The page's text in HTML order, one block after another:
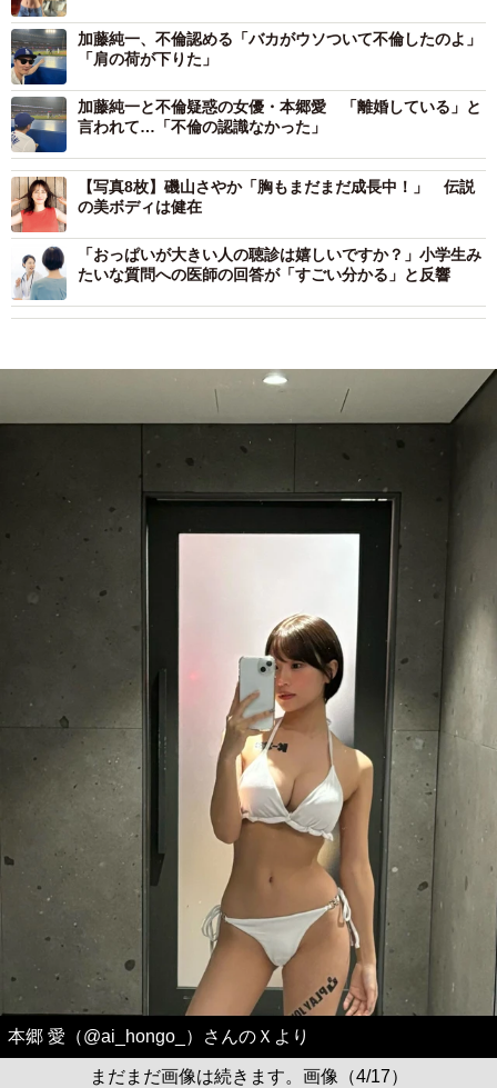
加藤純一、不倫認める「バカがウソついて不倫したのよ」
「肩の荷が下りた」
加藤純一と不倫疑惑の女優・本郷愛 「離婚している」と
言われて…「不倫の認識なかった」
【写真8枚】磯山さやか「胸もまだまだ成長中！」 伝説
の美ボディは健在
「おっぱいが大きい人の聴診は嬉しいですか？」小学生み
たいな質問への医師の回答が「すごい分かる」と反響
本郷 愛（@ai_hongo_）さんのＸより
まだまだ画像は続きます。画像（4/17）